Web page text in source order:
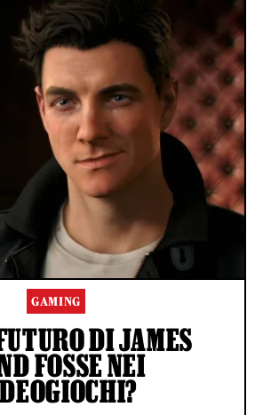
GAMING
DI JAMES
FOSSE NEI